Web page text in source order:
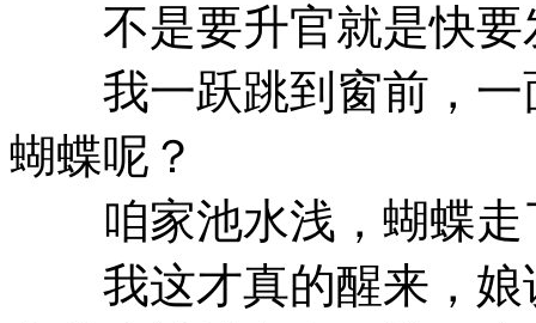
不是要升官就是快
我一跃跳到窗前，一
蝴蝶呢？
咱家池水浅，蝴蝶走
我这才真的醒来，娘